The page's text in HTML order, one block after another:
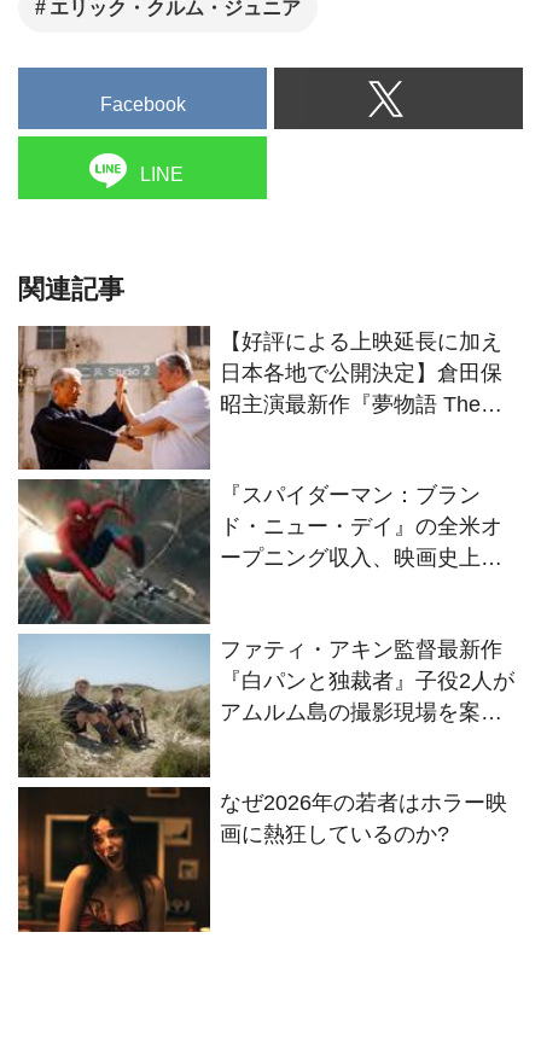
エリック・クルム・ジュニア
Facebook
LINE
関連記事
【好評による上映延長に加え
日本各地で公開決定】倉田保
昭主演最新作『夢物語 The
『スパイダーマン：ブラン
ド・ニュー・デイ』の全米オ
ープニング収入、映画史上歴
ファティ・アキン監督最新作
『白パンと独裁者』子役2人が
アムルム島の撮影現場を案
なぜ2026年の若者はホラー映
画に熱狂しているのか?